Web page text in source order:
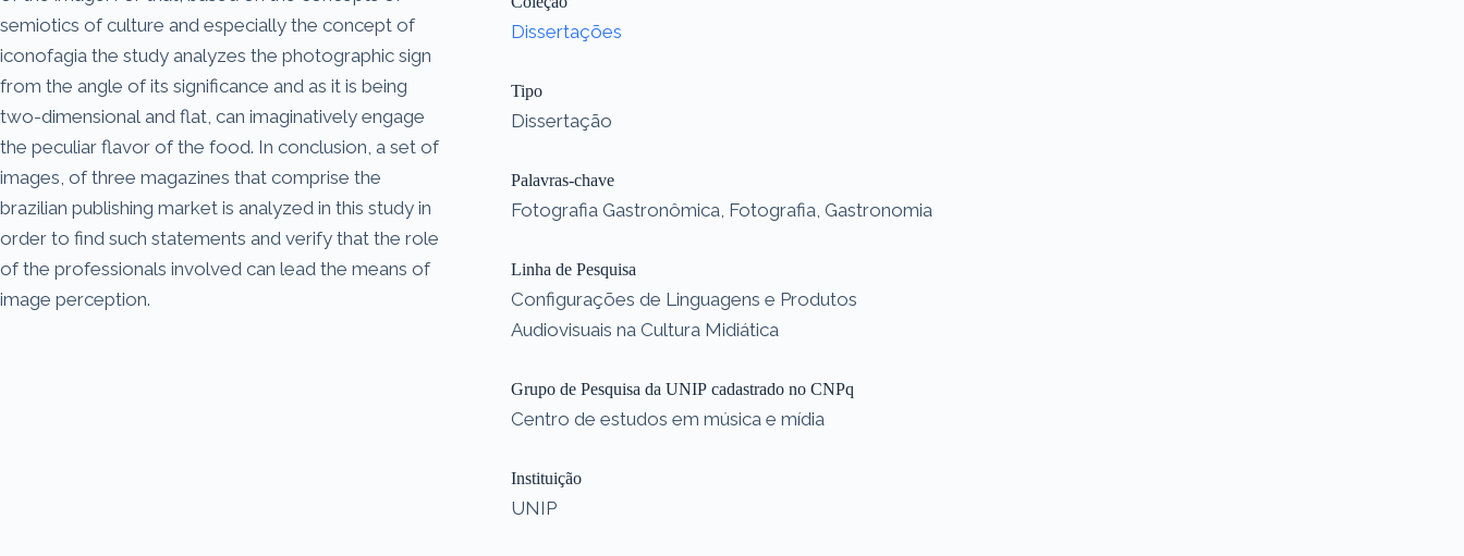
semiotics of culture and especially the concept of
iconofagia the study analyzes the photographic sign
from the angle of its significance and as it is being
two-dimensional and flat, can imaginatively engage
the peculiar flavor of the food. In conclusion, a set of
images, of three magazines that comprise the
brazilian publishing market is analyzed in this study in
order to find such statements and verify that the role
of the professionals involved can lead the means of
image perception.
Dissertações
Tipo
Dissertação
Palavras-chave
Fotografia Gastronômica, Fotografia, Gastronomia
Linha de Pesquisa
Configurações de Linguagens e Produtos
Audiovisuais na Cultura Midiática
Grupo de Pesquisa da UNIP cadastrado no CNPq
Centro de estudos em música e mídia
Instituição
UNIP